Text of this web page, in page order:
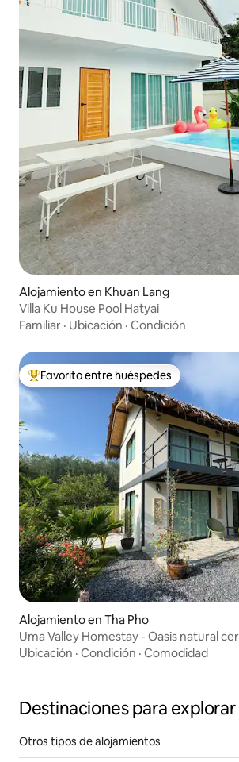
Alojamiento en Khuan Lang
Villa Ku House Pool Hatyai
Familiar · Ubicación · Condición
Favorito entre huéspedes preferido
Favorito entre huéspedes
Alojamiento en Tha Pho
Uma Valley Homestay - Oasis natural
Ubicación · Condición · Comodidad
Destinaciones para explorar
Otros tipos de alojamientos